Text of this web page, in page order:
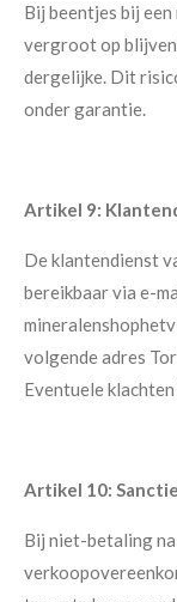
Bij beentjes bij
vergroot op
dergelijke. Dit
onder garantie.
Artikel 9:
De klantendienst
bereikbaar via e-
volgende adres
Eventuele
Artikel 10:
Bij niet-betaling na